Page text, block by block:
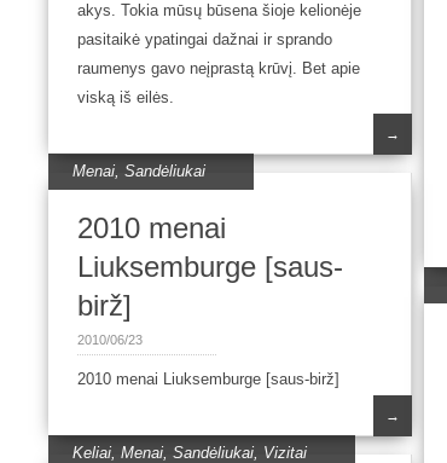
akys. Tokia mūsų būsena šioje kelionėje
pasitaikė ypatingai dažnai ir sprando
raumenys gavo neįprastą krūvį. Bet apie
viską iš eilės.
→
Menai,Sandėliukai
2010 menai
Liuksemburge [saus-
birž]
2010/06/23
2010 menai Liuksemburge [saus-birž]
→
Keliai,Menai,Sandėliukai, Vizitai